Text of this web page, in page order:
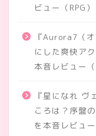
ビュー（RPG）
『Aurora7（
にした爽快ア
本音レビュー（
『星になれ ヴ
ころは？序盤
を本音レビュー